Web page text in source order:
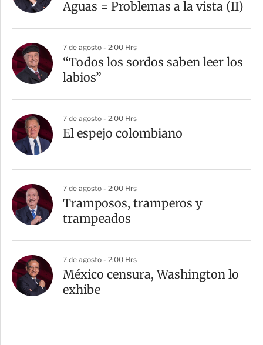
t
Aguas = Problemas a la vista (II)
7 de agosto - 2:00 Hrs
“Todos los sordos saben leer los
labios”
7 de agosto - 2:00 Hrs
El espejo colombiano
7 de agosto - 2:00 Hrs
Tramposos, tramperos y
trampeados
7 de agosto - 2:00 Hrs
México censura, Washington lo
exhibe